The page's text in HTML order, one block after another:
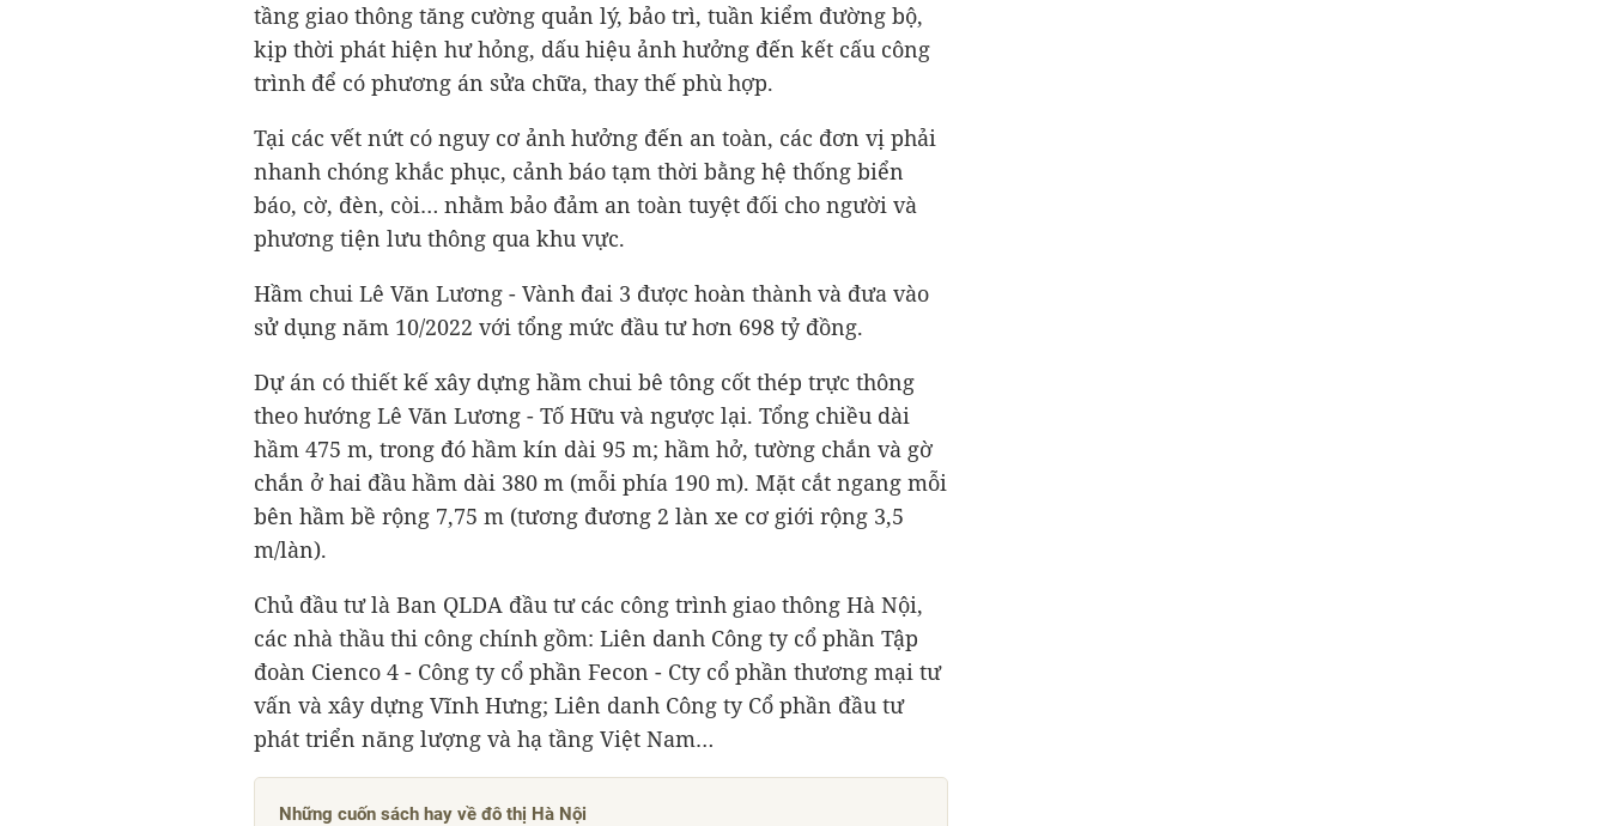
tầng giao thông tăng cường quản lý, bảo trì, tuần kiểm đường bộ,
kịp thời phát hiện hư hỏng, dấu hiệu ảnh hưởng đến kết cấu công
trình để có phương án sửa chữa, thay thế phù hợp.
Tại các vết nứt có nguy cơ ảnh hưởng đến an toàn, các đơn vị phải
nhanh chóng khắc phục, cảnh báo tạm thời bằng hệ thống biển
báo, cờ, đèn, còi… nhằm bảo đảm an toàn tuyệt đối cho người và
phương tiện lưu thông qua khu vực.
Hầm chui Lê Văn Lương - Vành đai 3 được hoàn thành và đưa vào
sử dụng năm 10/2022 với tổng mức đầu tư hơn 698 tỷ đồng.
Dự án có thiết kế xây dựng hầm chui bê tông cốt thép trực thông
theo hướng Lê Văn Lương - Tố Hữu và ngược lại. Tổng chiều dài
hầm 475 m, trong đó hầm kín dài 95 m; hầm hở, tường chắn và gờ
chắn ở hai đầu hầm dài 380 m (mỗi phía 190 m). Mặt cắt ngang mỗi
bên hầm bề rộng 7,75 m (tương đương 2 làn xe cơ giới rộng 3,5
m/làn).
Chủ đầu tư là Ban QLDA đầu tư các công trình giao thông Hà Nội,
các nhà thầu thi công chính gồm: Liên danh Công ty cổ phần Tập
đoàn Cienco 4 - Công ty cổ phần Fecon - Cty cổ phần thương mại tư
vấn và xây dựng Vĩnh Hưng; Liên danh Công ty Cổ phần đầu tư
phát triển năng lượng và hạ tầng Việt Nam…
Những cuốn sách hay về đô thị Hà Nội